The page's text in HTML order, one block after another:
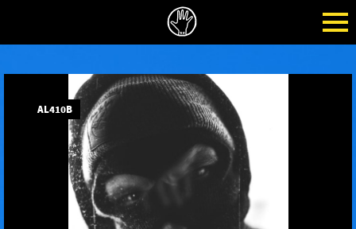
AL410B